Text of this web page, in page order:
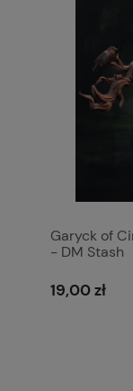
Garyck of
- DM Stash
19,00 zł